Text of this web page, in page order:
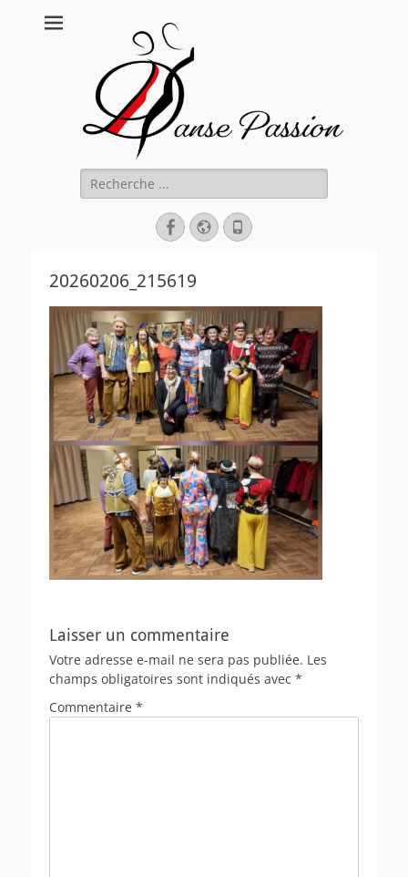
Rechercher :
Facebook
Site
web
Tél
20260206_215619
Laisser un commentaire
Votre adresse e-mail ne sera pas publiée. Les
champs obligatoires sont indiqués avec *
Commentaire *